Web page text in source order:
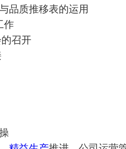
品质推移表的运用
作
召开